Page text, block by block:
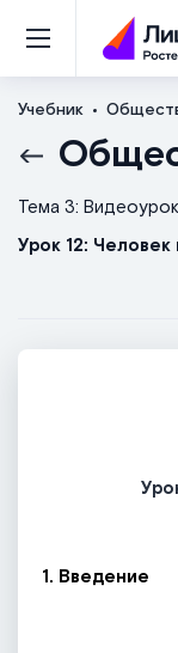
Учебник
Тема 3:
Урок 12: Человек
1. Введение